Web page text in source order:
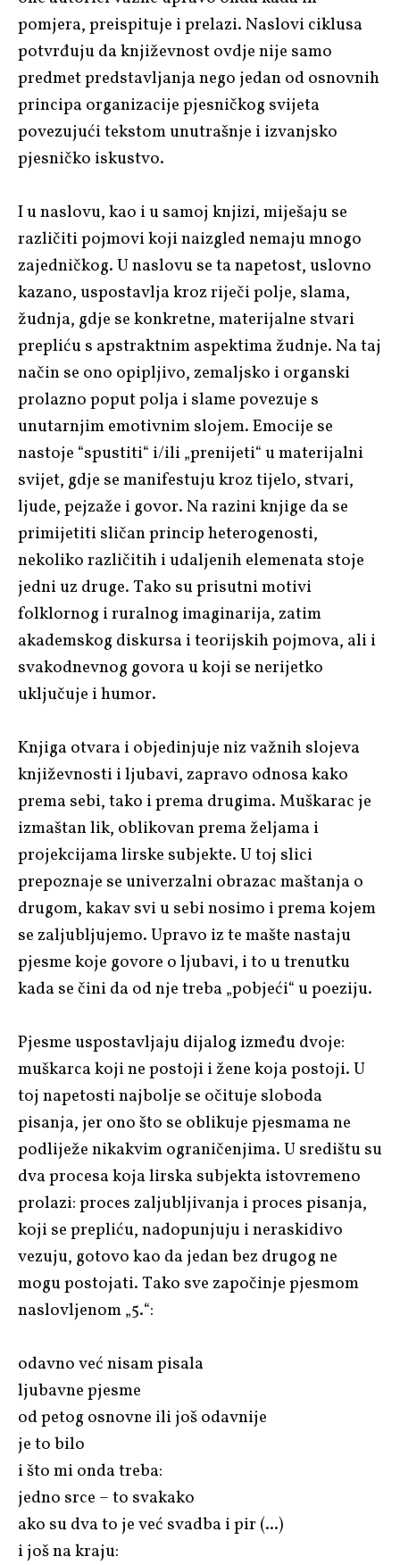
pomjera, preispituje i prelazi. Naslovi ciklusa
potvrđuju da književnost ovdje nije samo
predmet predstavljanja nego jedan od osnovnih
principa organizacije pjesničkog svijeta
povezujući tekstom unutrašnje i izvanjsko
pjesničko iskustvo.
I u naslovu, kao i u samoj knjizi, miješaju se
različiti pojmovi koji naizgled nemaju mnogo
zajedničkog. U naslovu se ta napetost, uslovno
kazano, uspostavlja kroz riječi polje, slama,
žudnja, gdje se konkretne, materijalne stvari
prepliću s apstraktnim aspektima žudnje. Na taj
način se ono opipljivo, zemaljsko i organski
prolazno poput polja i slame povezuje s
unutarnjim emotivnim slojem. Emocije se
nastoje “spustiti“ i/ili „prenijeti“ u materijalni
svijet, gdje se manifestuju kroz tijelo, stvari,
ljude, pejzaže i govor. Na razini knjige da se
primijetiti sličan princip heterogenosti,
nekoliko različitih i udaljenih elemenata stoje
jedni uz druge. Tako su prisutni motivi
folklornog i ruralnog imaginarija, zatim
akademskog diskursa i teorijskih pojmova, ali i
svakodnevnog govora u koji se nerijetko
uključuje i humor.
Knjiga otvara i objedinjuje niz važnih slojeva
književnosti i ljubavi, zapravo odnosa kako
prema sebi, tako i prema drugima. Muškarac je
izmaštan lik, oblikovan prema željama i
projekcijama lirske subjekte. U toj slici
prepoznaje se univerzalni obrazac maštanja o
drugom, kakav svi u sebi nosimo i prema kojem
se zaljubljujemo. Upravo iz te mašte nastaju
pjesme koje govore o ljubavi, i to u trenutku
kada se čini da od nje treba „pobjeći“ u poeziju.
Pjesme uspostavljaju dijalog između dvoje:
muškarca koji ne postoji i žene koja postoji. U
toj napetosti najbolje se očituje sloboda
pisanja, jer ono što se oblikuje pjesmama ne
podliježe nikakvim ograničenjima. U središtu su
dva procesa koja lirska subjekta istovremeno
prolazi: proces zaljubljivanja i proces pisanja,
koji se prepliću, nadopunjuju i neraskidivo
vezuju, gotovo kao da jedan bez drugog ne
mogu postojati. Tako sve započinje pjesmom
naslovljenom „5.“:
odavno već nisam pisala
ljubavne pjesme
od petog osnovne ili još odavnije
je to bilo
i što mi onda treba:
jedno srce – to svakako
ako su dva to je već svadba i pir (...)
i još na kraju: